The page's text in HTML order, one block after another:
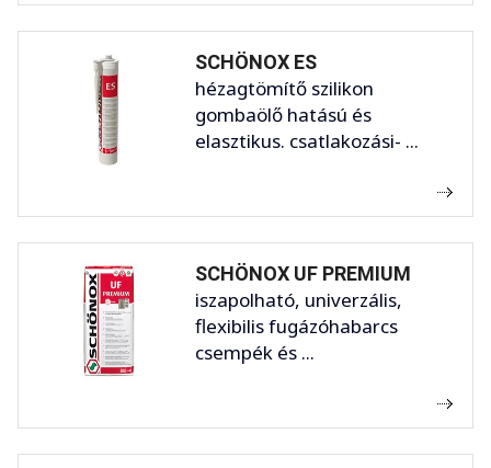
SCHÖNOX ES
hézagtömítő szilikon
gombaölő hatású és
elasztikus. csatlakozási- ...
SCHÖNOX UF PREMIUM
iszapolható, univerzális,
flexibilis fugázóhabarcs
csempék és ...